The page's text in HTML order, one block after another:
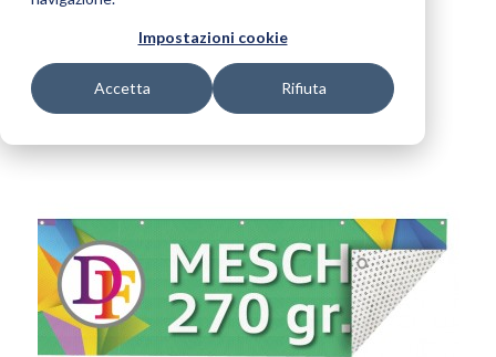
Impostazioni cookie
Accetta Rifiuta